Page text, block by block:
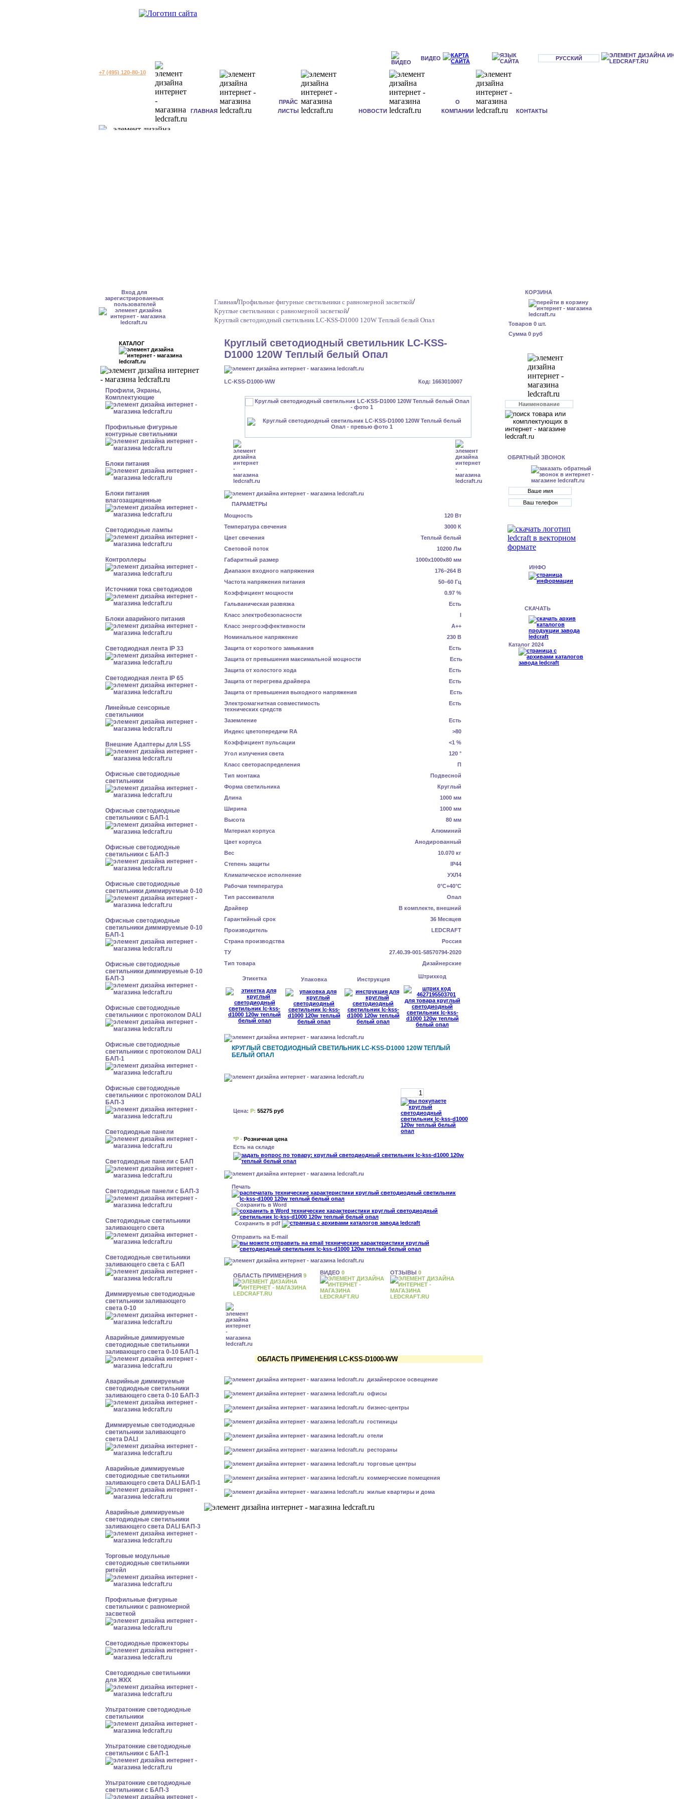
ВИДЕО РУССКИЙ
+7 (495) 120-80-10
ГЛАВНАЯ
ПРАЙС
ЛИСТЫ
НОВОСТИ
О
КОМПАНИИ
КОНТАКТЫ
Вход для
зарегистрированных
пользователей
КАТАЛОГ
Профили, Экраны,
Комплектующие
Профильные фигурные
контурные светильники
Блоки питания
Блоки питания
влагозащищенные
Светодиодные лампы
Контроллеры
Источники тока светодиодов
Блоки аварийного питания
Светодиодная лента IP 33
Светодиодная лента IP 65
Линейные сенсорные
светильники
Внешние Адаптеры для LSS
Офисные светодиодные
светильники
Офисные светодиодные
светильники с БАП-1
Офисные светодиодные
светильники с БАП-3
Офисные светодиодные
светильники диммируемые 0-10
Офисные светодиодные
светильники диммируемые 0-10
БАП-1
Офисные светодиодные
светильники диммируемые 0-10
БАП-3
Офисные светодиодные
светильники с протоколом DALI
Офисные светодиодные
светильники с протоколом DALI
БАП-1
Офисные светодиодные
светильники с протоколом DALI
БАП-3
Cветодиодные панели
Cветодиодные панели с БАП
Cветодиодные панели с БАП-3
Светодиодные светильники
заливающего света
Светодиодные светильники
заливающего света с БАП
Диммируемые светодиодные
светильники заливающего
света 0-10
Аварийные диммируемые
светодиодные светильники
заливающего света 0-10 БАП-1
Аварийные диммируемые
светодиодные светильники
заливающего света 0-10 БАП-3
Диммируемые светодиодные
светильники заливающего
света DALI
Аварийные диммируемые
светодиодные светильники
заливающего света DALI БАП-1
Аварийные диммируемые
светодиодные светильники
заливающего света DALI БАП-3
Торговые модульные
светодиодные светильники
ритейл
Профильные фигурные
светильники с равномерной
засветкой
Светодиодные прожекторы
Светодиодные светильники
для ЖКХ
Ультратонкие светодиодные
светильники
Ультратонкие светодиодные
светильники с БАП-1
Ультратонкие светодиодные
светильники с БАП-3
Главная/Профильные фигурные светильники с равномерной засветкой/
Круглые светильники с равномерной засветкой/
Круглый светодиодный светильник LC-KSS-D1000 120W Теплый белый Опал
Круглый светодиодный светильник LC-KSS-
D1000 120W Теплый белый Опал
Код: 1663010007
LC-KSS-D1000-WW
ПАРАМЕТРЫ
Мощность
120 Вт
Температура свечения
3000 К
Цвет свечения
Теплый белый
Световой поток
10200 Лм
Габаритный размер
1000x1000x80 мм
Диапазон входного напряжения
176–264 В
Частота напряжения питания
50–60 Гц
Коэффициент мощности
0.97 %
Гальваническая развязка
Есть
Класс электробезопасности
I
Класс энергоэффективности
А++
Номинальное напряжение
230 В
Защита от короткого замыкания
Есть
Защита от превышения максимальной мощности
Есть
Защита от холостого хода
Есть
Защита от перегрева драйвера
Есть
Защита от превышения выходного напряжения
Есть
Электромагнитная совместимость
технических средств
Есть
Заземление
Есть
Индекс цветопередачи RA
>80
Коэффициент пульсации
<1 %
Угол излучения света
120 °
Класс светораспределения
П
Тип монтажа
Подвесной
Форма светильника
Круглый
Длина
1000 мм
Ширина
1000 мм
Высота
80 мм
Материал корпуса
Алюминий
Цвет корпуса
Анодированный
Вес
10.070 кг
Степень защиты
IP44
Климатическое исполнение
УХЛ4
Рабочая температура
0°C+40°C
Тип рассеивателя
Опал
Драйвер
В комплекте, внешний
Гарантийный срок
36 Месяцев
Производитель
LEDCRAFT
Страна производства
Россия
ТУ
27.40.39-001-58570794-2020
Тип товара
Дизайнерские
Этикетка Упаковка Инструкция Штрихкод
КРУГЛЫЙ СВЕТОДИОДНЫЙ СВЕТИЛЬНИК LC-KSS-D1000 120W ТЕПЛЫЙ
БЕЛЫЙ ОПАЛ
Цена: Р: 55275 руб
*Р - Розничная цена
Есть на складе
Печать
Сохранить в Word
Сохранить в pdf
Отправить на E-mail
ОБЛАСТЬ ПРИМЕНЕНИЯ 9 ВИДЕО 0 ОТЗЫВЫ 0
ОБЛАСТЬ ПРИМЕНЕНИЯ LC-KSS-D1000-WW
дизайнерское освещение
офисы
бизнес-центры
гостиницы
отели
рестораны
торговые центры
коммерческие помещения
жилые квартиры и дома
КОРЗИНА
Товаров 0 шт.
Сумма 0 руб
ОБРАТНЫЙ ЗВОНОК
ИНФО
СКАЧАТЬ
Каталог 2024